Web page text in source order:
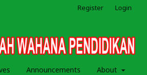
Announcements About
Register Login